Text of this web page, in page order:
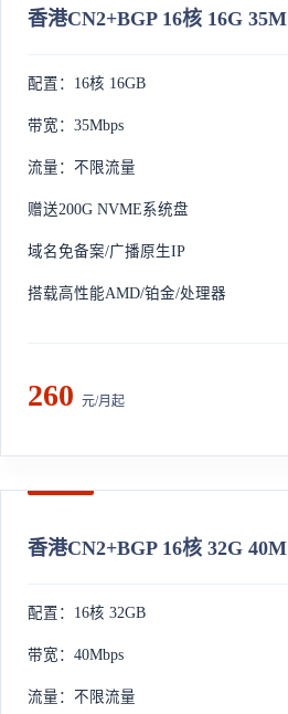
香港CN2+BGP 16核 16G 35M
配置：16核 16GB
带宽：35Mbps
流量：不限流量
赠送200G NVME系统盘
域名免备案/广播原生IP
搭载高性能AMD/铂金/处理器
260 元/月起
香港CN2+BGP 16核 32G 40M
配置：16核 32GB
带宽：40Mbps
流量：不限流量